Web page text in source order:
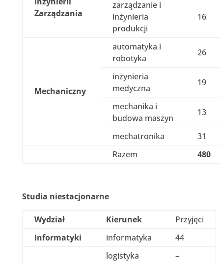
Zarządzania
zarządzanie i
inżynieria
produkcji
16
Mechaniczny
automatyka i
robotyka
26
inżynieria
medyczna
19
mechanika i
budowa maszyn
13
mechatronika
31
Razem
480
Studia niestacjonarne
Wydział Kierunek
Przyjęci
Informatyki
informatyka 44
logistyka
–